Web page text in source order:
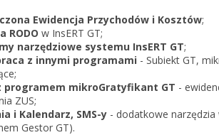
Ewidencja Przychodów i Kosztów;
RODO w InsERT GT;
narzędziowe systemu InsERT GT;
z innymi programami - Subiekt GT,
programem mikroGratyfikant GT -
ZUS;
i Kalendarz, SMS-y - dodatkowe
Gestor GT).